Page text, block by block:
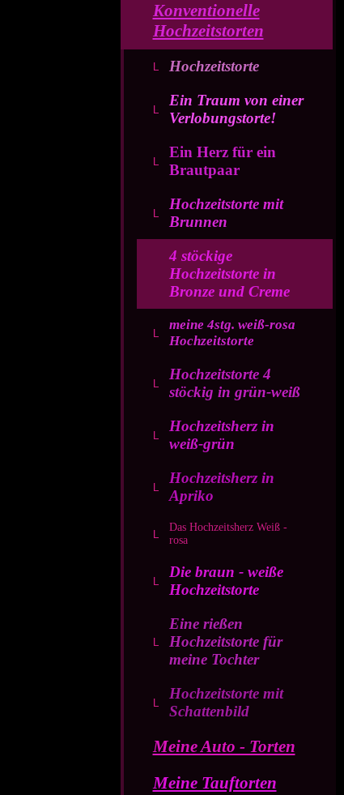
Konventionelle
Hochzeitstorten
Hochzeitstorte
Ein Traum von einer
Verlobungstorte!
Ein Herz für ein
Brautpaar
Hochzeitstorte mit
Brunnen
4 stöckige
Hochzeitstorte in
Bronze und Creme
meine 4stg. weiß-rosa
Hochzeitstorte
Hochzeitstorte 4
stöckig in grün-weiß
Hochzeitsherz in
weiß-grün
Hochzeitsherz in
Apriko
Das Hochzeitsherz Weiß -
rosa
Die braun - weiße
Hochzeitstorte
Eine rießen
Hochzeitstorte für
meine Tochter
Hochzeitstorte mit
Schattenbild
Meine Auto - Torten
Meine Tauftorten